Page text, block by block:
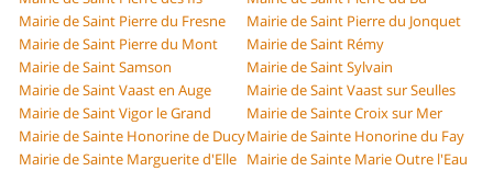
Mairie de Saint Pierre du Fresne
Mairie de Saint Pierre du Jonquet
Mairie de Saint Pierre du Mont
Mairie de Saint Rémy
Mairie de Saint Samson
Mairie de Saint Sylvain
Mairie de Saint Vaast en Auge
Mairie de Saint Vaast sur Seulles
Mairie de Saint Vigor le Grand
Mairie de Sainte Croix sur Mer
Mairie de Sainte Honorine de DucyMairie de Sainte Honorine du Fay
Mairie de Sainte Marguerite d'Elle Mairie de Sainte Marie Outre l'Eau